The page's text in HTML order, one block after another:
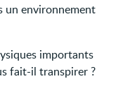
un environnement
importants
fait-il transpirer ?